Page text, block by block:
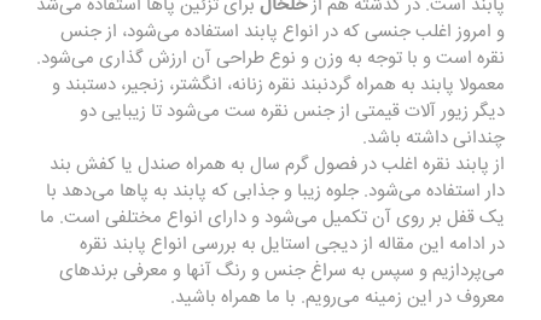
و امروز اغلب جنسی که در انواع پابند استفاده می‌شود، از جنس
نقره است و با توجه به وزن و نوع طراحی آن ارزش گذاری می‌شود.
معمولا پابند به همراه گردنبند نقره زنانه، انگشتر، زنجیر، دستبند و
دیگر زیور آلات قیمتی از جنس نقره ست می‌شود تا زیبایی دو
چندانی داشته باشد.
از پابند نقره اغلب در فصول گرم سال به همراه صندل یا کفش بند
دار استفاده می‌شود. جلوه زیبا و جذابی که پابند به پاها می‌دهد با
یک قفل بر روی آن تکمیل می‌شود و دارای انواع مختلفی است. ما
در ادامه این مقاله از دیجی استایل به بررسی انواع پابند نقره
می‌پردازیم و سپس به سراغ جنس و رنگ آنها و معرفی برندهای
معروف در این زمینه می‌رویم. با ما همراه باشید.